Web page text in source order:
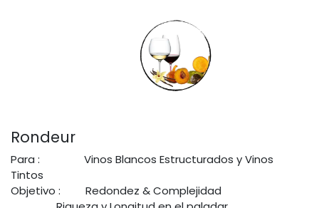
Rondeur
Para :
Vinos Blancos Estructurados y Vinos
Tintos
Objetivo :
Redondez & Complejidad